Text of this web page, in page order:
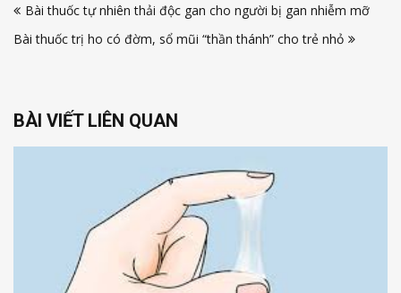
hướng
bài
Bài thuốc tự nhiên thải độc gan cho người bị gan nhiễm mỡ
Bài thuốc trị ho có đờm, sổ mũi “thần thánh” cho trẻ nhỏ
BÀI VIẾT LIÊN QUAN